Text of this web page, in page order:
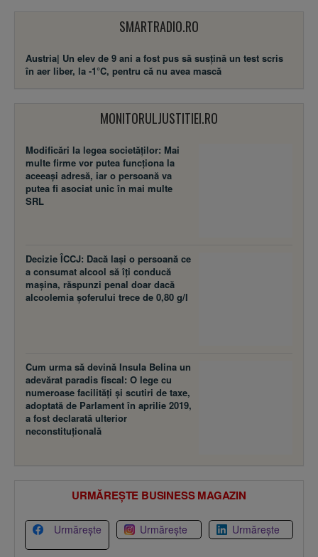
SMARTRADIO.RO
Austria| Un elev de 9 ani a fost pus să susţină un test scris
în aer liber, la -1°C, pentru că nu avea mască
MONITORULJUSTITIEI.RO
Modificări la legea societăţilor: Mai
multe firme vor putea funcţiona la
aceeaşi adresă, iar o persoană va
putea fi asociat unic în mai multe
SRL
Decizie ÎCCJ: Dacă laşi o persoană ce
a consumat alcool să îţi conducă
maşina, răspunzi penal doar dacă
alcoolemia şoferului trece de 0,80 g/l
Cum urma să devină Insula Belina un
adevărat paradis fiscal: O lege cu
numeroase facilităţi şi scutiri de taxe,
adoptată de Parlament în aprilie 2019,
a fost declarată ulterior
neconstituţională
URMĂREȘTE BUSINESS MAGAZIN
Urmărește Urmărește Urmărește